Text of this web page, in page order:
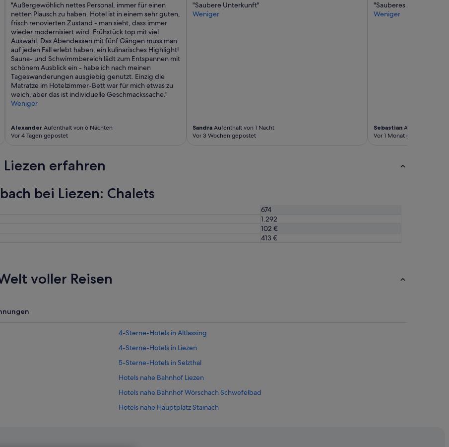
"Außergewöhlich nettes Personal, immer für einen
netten Plausch zu haben. Hotel ist in einem sehr guten,
frisch renovierten Zustand - man sieht, dass immer
wieder modernisiert wird. Frühstück top mit viel
Auswahl. Das Abendessen mit fünf Gängen muss man
auf jeden Fall erlebt haben, ein kulinarisches Highlight!
Sauna- und Schwimmbereich lädt zum Entspannen mit
schönem Ausblick ein - habe ich nach meinen
Tageswanderungen ausgiebig genutzt. Einzig die
Matratze im Hotelzimmer-Bett war für mich etwas zu
weich, aber das ist individuelle Geschmackssache."
Weniger
Alexander Aufenthalt von 6 Nächten
Vor 4 Tagen gepostet
"Saubere Unterkunft"
Weniger
SandraAufenthalt von 1 Nacht
Vor 3 Wochen gepostet
"Sauberes Zimmer
Weniger
SebastianAufenthalt von
Vor 1 Monat gepostet
erfahren
bei Liezen: Chalets
674
1.292
102 €
413 €
voller Reisen
4-Sterne-Hotels in Altlassing
4-Sterne-Hotels in Liezen
5-Sterne-Hotels in Selzthal
Hotels nahe Bahnhof Liezen
Hotels nahe Bahnhof Wörschach Schwefelbad
Hotels nahe Hauptplatz Stainach